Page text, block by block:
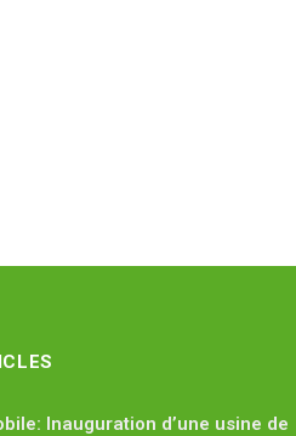
Inauguration d’une usine de